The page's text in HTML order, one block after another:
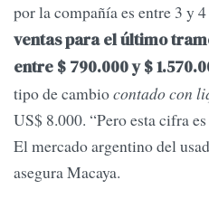
por la compañía es entre 3 y 4
ventas para el último
entre $ 790.000 y $
tipo de cambiocontado con
US$ 8.000. “Pero esta cifra
El mercado argentino del
asegura Macaya.